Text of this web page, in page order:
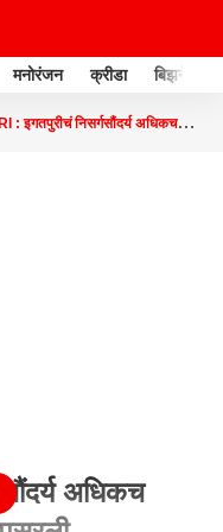
मनोरंजन क्रीडा बिझनेस
: इगतपुरीचं निसर्गसौंदर्य अधिकच
अधिकच